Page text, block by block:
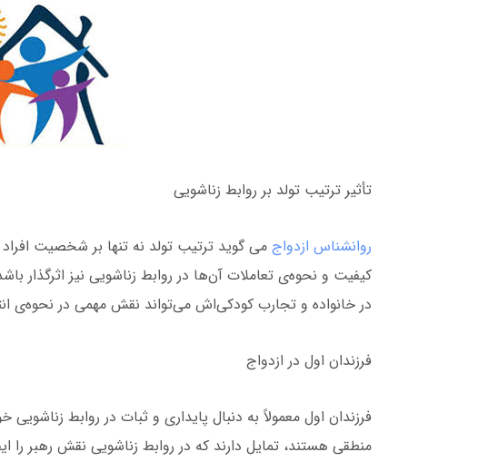
تأثیر ترتیب تولد بر روابط زناشویی
روانشناس ازدواج می گوید ترتیب تولد نه تنها بر شخصیت افراد
کیفیت و نحوه‌ی تعاملات آن‌ها در روابط زناشویی نیز اثرگذار
در خانواده و تجارب کودکی‌اش می‌تواند نقش مهمی در نحوه‌ی
فرزندان اول در ازدواج
فرزندان اول معمولاً به دنبال پایداری و ثبات در روابط
منطقی هستند، تمایل دارند که در روابط زناشویی نقش رهبر را